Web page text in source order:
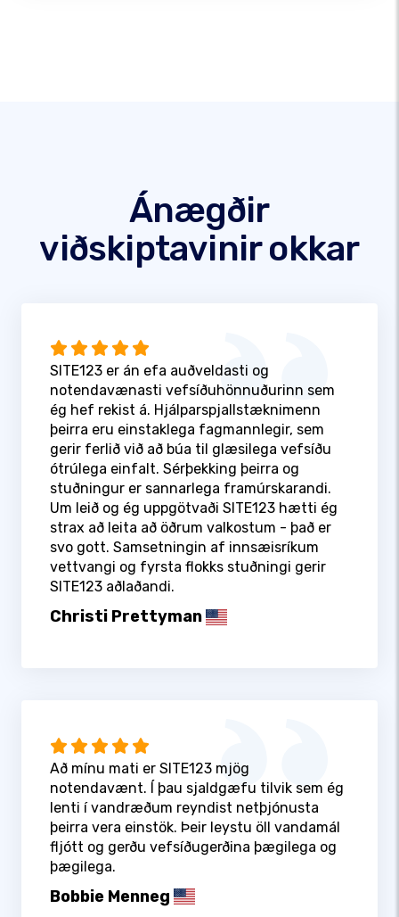
Ánægðir
viðskiptavinir okkar
SITE123 er án efa auðveldasti og
notendavænasti vefsíðuhönnuðurinn sem
ég hef rekist á. Hjálparspjallstæknimenn
þeirra eru einstaklega fagmannlegir, sem
gerir ferlið við að búa til glæsilega vefsíðu
ótrúlega einfalt. Sérþekking þeirra og
stuðningur er sannarlega framúrskarandi.
Um leið og ég uppgötvaði SITE123 hætti ég
strax að leita að öðrum valkostum - það er
svo gott. Samsetningin af innsæisríkum
vettvangi og fyrsta flokks stuðningi gerir
SITE123 aðlaðandi.
Christi Prettyman
Að mínu mati er SITE123 mjög
notendavænt. Í þau sjaldgæfu tilvik sem ég
lenti í vandræðum reyndist netþjónusta
þeirra vera einstök. Þeir leystu öll vandamál
fljótt og gerðu vefsíðugerðina þægilega og
þægilega.
Bobbie Menneg